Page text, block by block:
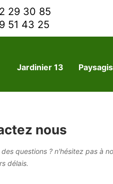
29 30 85
51 43 25
Jardinier 13
nous
des questions ? n'hésitez pas à
délais.